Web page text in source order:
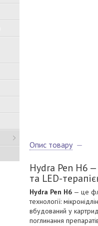
Опис товару
Hydra Pen H6
та LED-
Hydra Pen H6 — це
технології:
вбудований у
поглинання